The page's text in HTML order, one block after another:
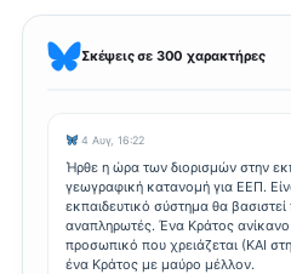
Σκέψεις σε 300 χαρακτήρες
4 Αυγ, 16:22
Ήρθε η ώρα των διορισμών στην
γεωγραφική κατανομή για ΕΕΠ.
εκπαιδευτικό σύστημα θα
αναπληρωτές. Ένα Κράτος ανίκανο
προσωπικό που χρειάζεται (ΚΑΙ
ένα Κράτος με μαύρο μέλλον.